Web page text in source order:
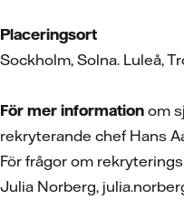
Placeringsort
Sockholm, Solna. Luleå,
För mer information om
rekryterande chef Hans
För frågor om
Julia Norberg,